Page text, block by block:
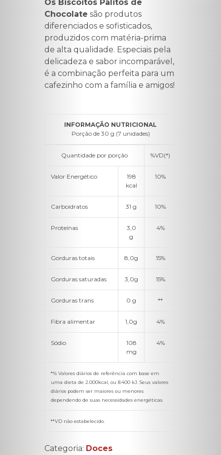
Os Biscoitos Palitos de
Chocolate são produtos
diferenciados e sofisticados,
produzidos com matéria-prima
de alta qualidade. Especiais pela
delicadeza e sabor incomparável,
é a combinação perfeita para um
cafezinho com a família e amigos!
INFORMAÇÃO NUTRICIONAL
Porção de 30 g (7 unidades)
Quantidade por porção %VD(*)
Valor Energético
198
kcal
10%
Carboidratos 31 g 10%
Proteínas
3,0
g
4%
Gorduras totais 8,0g 15%
Gorduras saturadas 3,0g 15%
Gorduras trans 0 g **
Fibra alimentar 1,0g 4%
Sódio
108
mg
4%
*% Valores diários de referência com base em
uma dieta de 2.000kcal, ou 8.400 kJ. Seus valores
diários podem ser maiores ou menores
dependendo de suas necessidades energéticas.
**VD não estabelecido.
Categoria: Doces